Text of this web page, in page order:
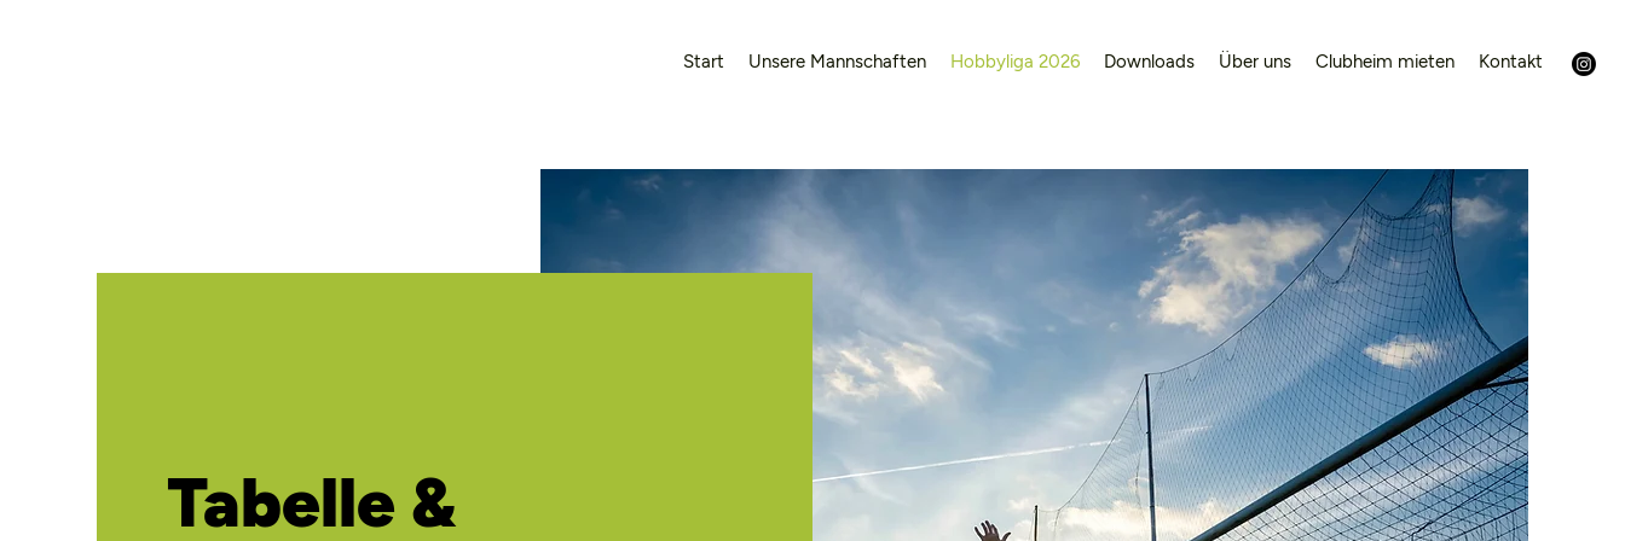
Start Unsere Mannschaften Hobbyliga 2026 Downloads Über uns Clubheim mieten Kontakt
Tabelle &